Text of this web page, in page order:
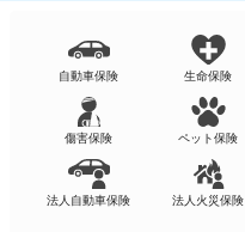
自動車保険 生命保険
傷害保険 ペット保険
法人自動車保険 法人火災保険